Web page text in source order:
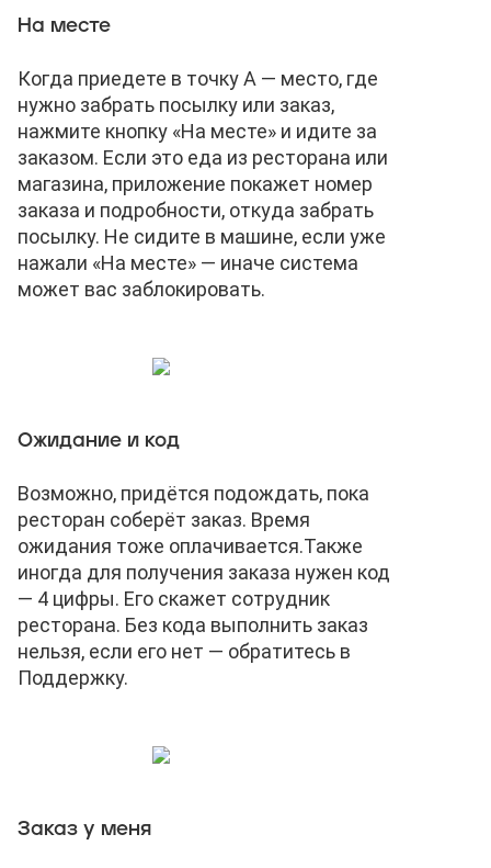
На месте
Когда приедете в точку А — место, где
нужно забрать посылку или заказ,
нажмите кнопку «На месте» и идите за
заказом. Если это еда из ресторана или
магазина, приложение покажет номер
заказа и подробности, откуда забрать
посылку. Не сидите в машине, если уже
нажали «На месте» — иначе система
может вас заблокировать.
Ожидание и код
Возможно, придётся подождать, пока
ресторан соберёт заказ. Время
ожидания тоже оплачивается.Также
иногда для получения заказа нужен код
— 4 цифры. Его скажет сотрудник
ресторана. Без кода выполнить заказ
нельзя, если его нет — обратитесь в
Поддержку.
Заказ у меня